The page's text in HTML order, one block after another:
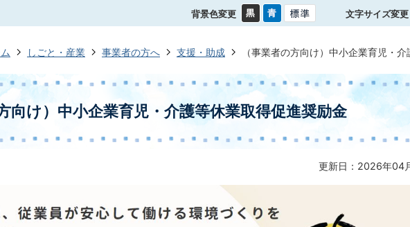
背景色変更 文字サイズ変更
しごと・産業 事業者の方へ 支援・助成 （事業者の方向け）中小企業育児・
向け）中小企業育児・介護等休業取得促進奨励金
更新日：2026年04